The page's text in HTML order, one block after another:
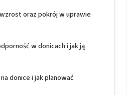
oraz pokrój w uprawie
w donicach i jak ją
donice i jak planować